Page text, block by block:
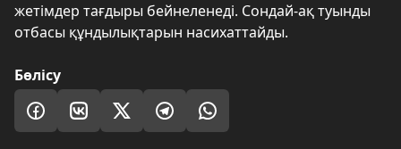
жетімдер тағдыры бейнеленеді. Сондай-ақ туынды
отбасы құндылықтарын насихаттайды.
Бөлісу